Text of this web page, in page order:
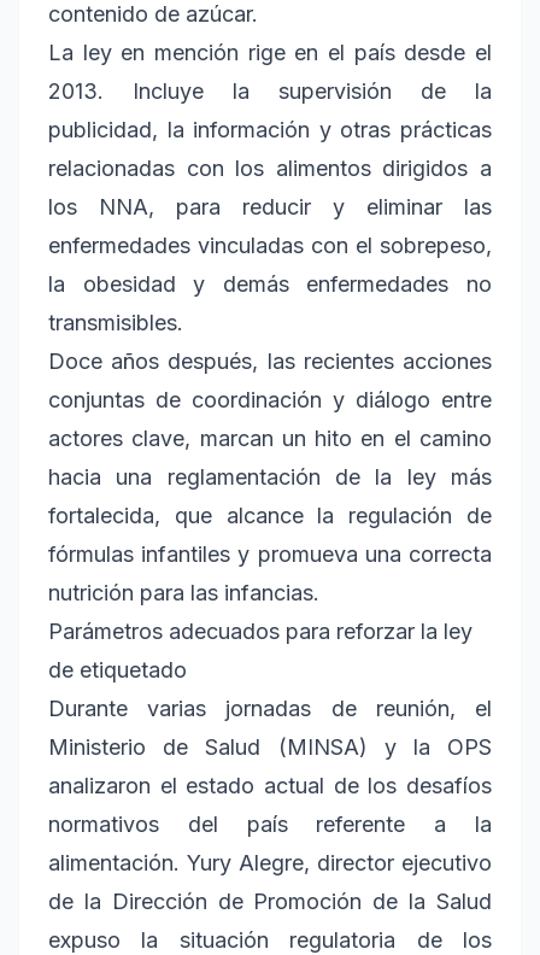
contenido de azúcar.
La ley en mención rige en el país desde el
2013. Incluye la supervisión de la
publicidad, la información y otras prácticas
relacionadas con los alimentos dirigidos a
los NNA, para reducir y eliminar las
enfermedades vinculadas con el sobrepeso,
la obesidad y demás enfermedades no
transmisibles.
Doce años después, las recientes acciones
conjuntas de coordinación y diálogo entre
actores clave, marcan un hito en el camino
hacia una reglamentación de la ley más
fortalecida, que alcance la regulación de
fórmulas infantiles y promueva una correcta
nutrición para las infancias.
Parámetros adecuados para reforzar la ley
de etiquetado
Durante varias jornadas de reunión, el
Ministerio de Salud (MINSA) y la OPS
analizaron el estado actual de los desafíos
normativos del país referente a la
alimentación. Yury Alegre, director ejecutivo
de la Dirección de Promoción de la Salud
expuso la situación regulatoria de los